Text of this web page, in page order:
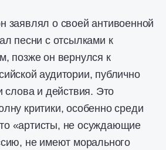
заявлял о своей антивоенной
песни с отсылками к
позже он вернулся к
аудитории, публично
слова и действия. Это
критики, особенно среди
«артисты, не осуждающие
не имеют морального